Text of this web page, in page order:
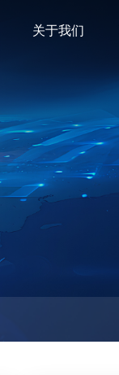
关于我们